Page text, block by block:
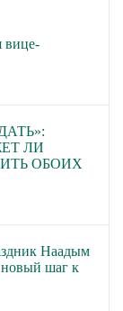
вице-
ЛИ
ОБОИХ
Наадым
новый шаг к